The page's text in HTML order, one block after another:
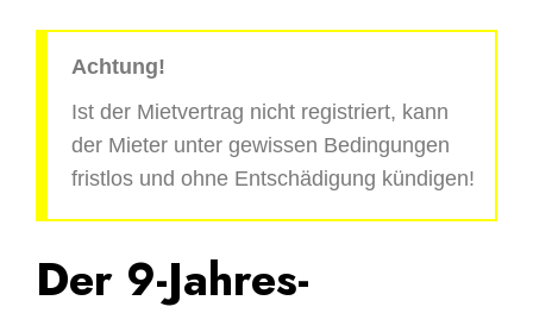
Achtung!
Ist der Mietvertrag nicht registriert, kann
der Mieter unter gewissen Bedingungen
fristlos und ohne Entschädigung kündigen!
Der 9-Jahres-